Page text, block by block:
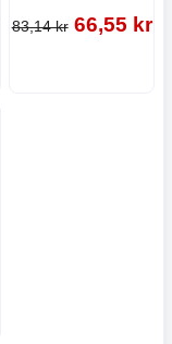
83,14 kr 66,55 kr